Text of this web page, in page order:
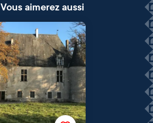
Vous aimerez aussi